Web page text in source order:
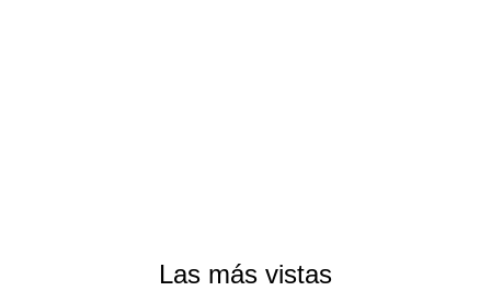
Las más vistas